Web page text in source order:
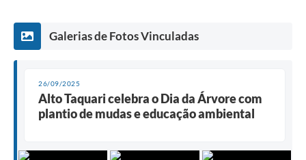
Galerias de Fotos Vinculadas
26/09/2025
Alto Taquari celebra o Dia da Árvore com
plantio de mudas e educação ambiental